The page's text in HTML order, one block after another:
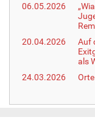
06.05.2026
20.04.2026
Auf
als
24.03.2026